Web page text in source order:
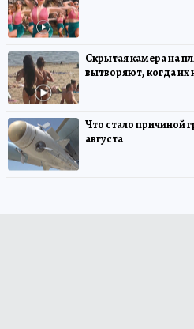
Скрытая камера на
вытворяют, когда их
Что стало причиной
августа